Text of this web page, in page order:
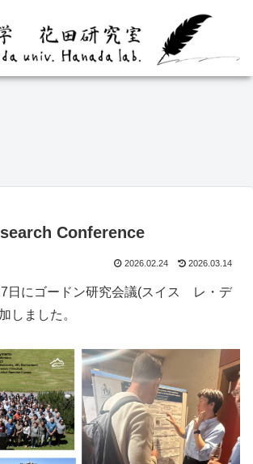
Conference
2026.02.24 2026.03.14
日にゴードン研究会議(スイス レ・デ
しました。